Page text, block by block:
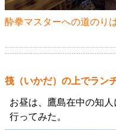
酔拳マスターへの道のり
筏（いかだ）の上でラン
お昼は、鷹島在中の知人
行ってみた。